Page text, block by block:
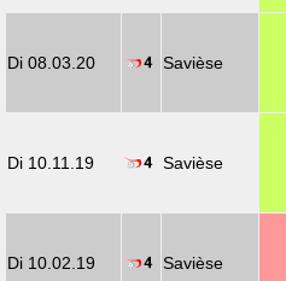
Di 08.03.20 Savièse
Di 10.11.19 Savièse
Di 10.02.19 Savièse